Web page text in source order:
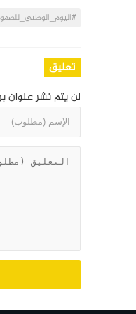
تعليق
لن يتم نشر عنوان